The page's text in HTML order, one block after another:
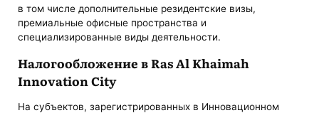
в том числе дополнительные резидентские визы,
премиальные офисные пространства и
специализированные виды деятельности.
Налогообложение в Ras Al Khaimah
Innovation City
На субъектов, зарегистрированных в Инновационном